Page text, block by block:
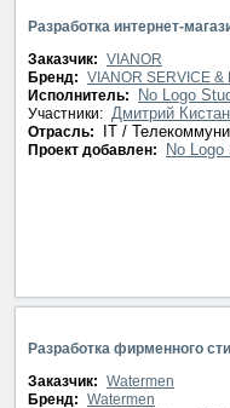
Разработка интернет-
Заказчик: VIANOR
Бренд: VIANOR SERVICE &
Исполнитель:
No Logo
Участники: Дмитрий
Отрасль: IT /
Проект добавлен: No Logo
Разработка фирменного
Заказчик: Watermen
Бренд: Watermen